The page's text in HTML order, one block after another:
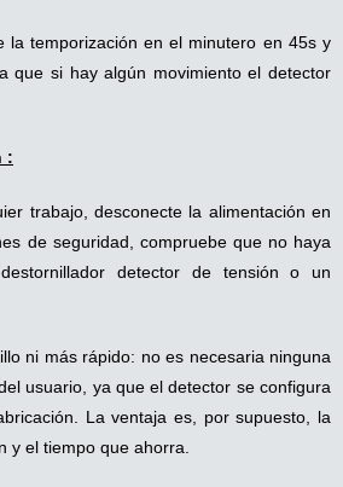
la temporización en el minutero en 45s y
que si hay algún movimiento el detector
:
trabajo, desconecte la alimentación en
de seguridad, compruebe que no haya
detector de tensión o un
ni más rápido: no es necesaria ninguna
usuario, ya que el detector se configura
La ventaja es, por supuesto, la
y el tiempo que ahorra.